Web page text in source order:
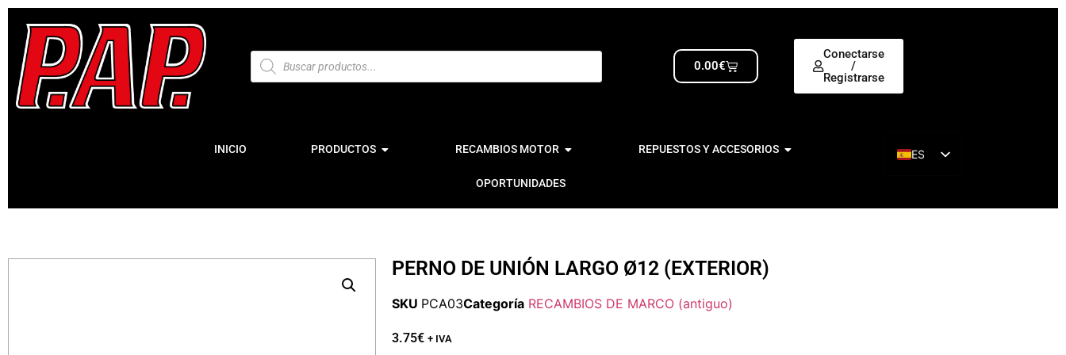
0.00€
Conectarse
/
Registrarse
INICIO PRODUCTOS RECAMBIOS MOTOR REPUESTOS Y ACCESORIOS
OPORTUNIDADES
ES
PERNO DE UNIÓN LARGO Ø12 (EXTERIOR)
SKU PCA03Categoría RECAMBIOS DE MARCO (antiguo)
3.75€ + IVA